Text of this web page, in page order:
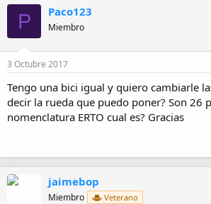
P Paco123
Miembro
3 Octubre 2017
Tengo una bici igual y quiero cambiarle
decir la rueda que puedo poner? Son 26
nomenclatura ERTO cual es? Gracias
jaimebop
Miembro Veterano